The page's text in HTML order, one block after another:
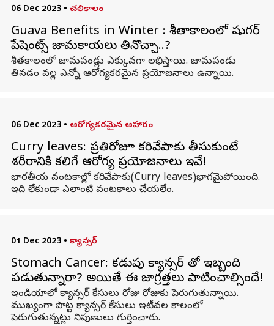
06 Dec 2023 • చలికాలం
Guava Benefits in Winter : శీతాకాలంలో షుగర్
పేషెంట్స్ జామకాయలు తినొచ్చా..?
శీతకాలంలో జామపండ్లు ఎక్కువగా లభిస్తాయి. జామపండు
తినడం వల్ల ఎన్నో ఆరోగ్యకరమైన ప్రయోజనాలు ఉన్నాయి.
06 Dec 2023 • ఆరోగ్యకరమైన ఆహారం
Curry leaves: ప్రతిరోజూ కరివేపాకు తీసుకుంటే
శరీరానికి కలిగే ఆరోగ్య ప్రయోజనాలు ఇవే!
భారతీయ వంటకాల్లో కరివేపాకు(Curry leaves)భాగమైపోయింది.
ఇది లేకుండా ఎలాంటి వంటకాలు చేయలేం.
01 Dec 2023 • క్యాన్సర్
Stomach Cancer: కడుపు క్యాన్సర్ తో ఇబ్బంది
పడుతున్నారా? అయితే ఈ జాగ్రత్తలు పాటించాల్సిందే!
ఇండియాలో క్యాన్సర్ కేసులు రోజు రోజుకు పెరుగుతున్నాయి.
ముఖ్యంగా పొట్ట క్యాన్సర్ కేసులు ఇటీవల కాలంలో
పెరుగుతున్నట్లు నిపుణులు గుర్తించారు.